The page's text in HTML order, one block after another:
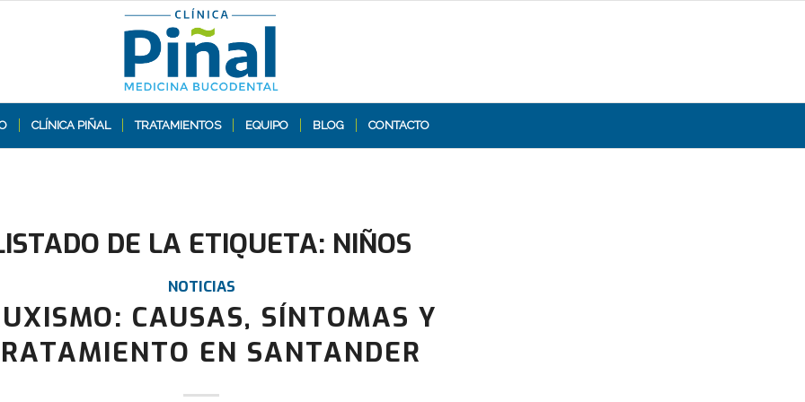
CLÍNICA PIÑAL TRATAMIENTOS EQUIPO BLOG CONTACTO
DE LA ETIQUETA: NIÑOS
NOTICIAS
CAUSAS, SÍNTOMAS Y
EN SANTANDER